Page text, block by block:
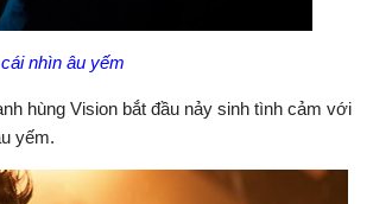
nhìn âu yếm
hùng Vision bắt đầu nảy sinh tình cảm với
yếm.